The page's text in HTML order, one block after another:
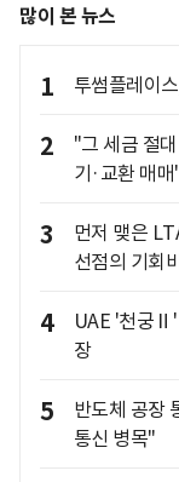
많이 본 뉴스
1 투썸플레이
2
"그 세금 절
기·교환 매
3
먼저 맺은
선점의 기회
4
UAE '천궁Ⅱ'
장
5
반도체 공장
통신 병목"